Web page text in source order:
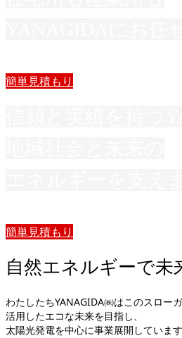
簡単見積もり
簡単見積もり
自然エネルギーで未
わたしたちYANAGIDA㈱はこのスロー
活用したエコな未来を目指し、
太陽光発電を中心に事業展開しています